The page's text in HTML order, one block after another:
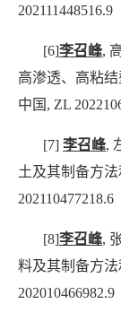
202111448516.9
[6]李召峰,
高渗透、高粘
中国 , ZL
[7] 李召峰,
土及其制备方法
202110477218.6
[8]李召峰,
料及其制备方法
202010466982.9